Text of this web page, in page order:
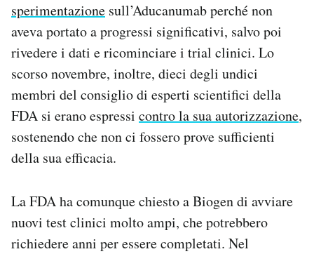
sperimentazione sull’Aducanumab perché non
aveva portato a progressi significativi, salvo poi
rivedere i dati e ricominciare i trial clinici. Lo
scorso novembre, inoltre, dieci degli undici
membri del consiglio di esperti scientifici della
FDA si erano espressi contro la sua autorizzazione,
sostenendo che non ci fossero prove sufficienti
della sua efficacia.
La FDA ha comunque chiesto a Biogen di avviare
nuovi test clinici molto ampi, che potrebbero
richiedere anni per essere completati. Nel